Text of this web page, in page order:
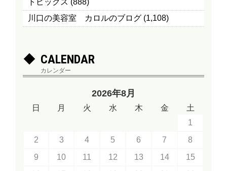
トピックス (888)
川口の美容室 カロルのブログ (1,108)
CALENDAR
カレンダー
2026年8月
日 月 火 水 木 金
土
1
2
3 4 5 6 7
8
9
10 11 12 13 14
15